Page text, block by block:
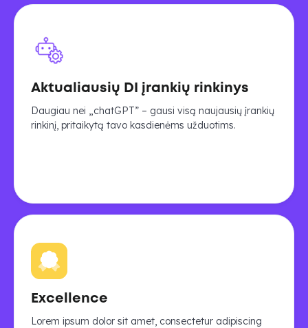
Aktualiausių DI įrankių rinkinys
Daugiau nei „chatGPT” – gausi visą naujausių įrankių
rinkinį, pritaikytą tavo kasdienėms užduotims.
Excellence
Lorem ipsum dolor sit amet, consectetur adipiscing